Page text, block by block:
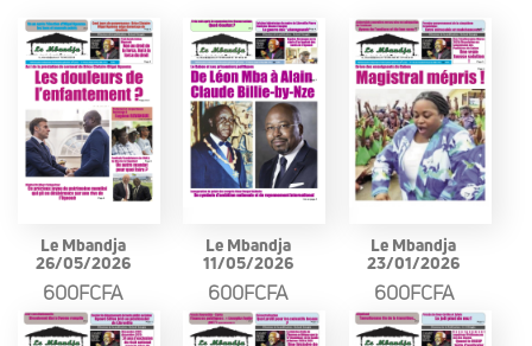
Le Mbandja
26/05/2026
600FCFA
Le Mbandja
11/05/2026
600FCFA
Le Mbandja
23/01/2026
600FCFA